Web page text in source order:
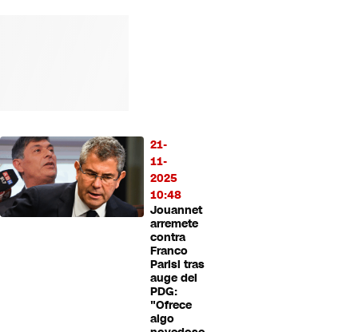
21-
11-
2025
10:48
Jouannet
arremete
contra
Franco
Parisi tras
auge del
PDG:
"Ofrece
algo